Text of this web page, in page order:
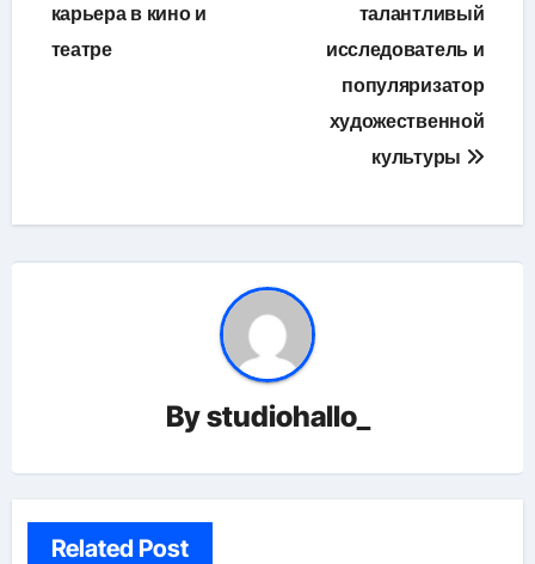
карьера в кино и
театре
талантливый
исследователь и
популяризатор
художественной
культуры
Bystudiohallo_
Related Post